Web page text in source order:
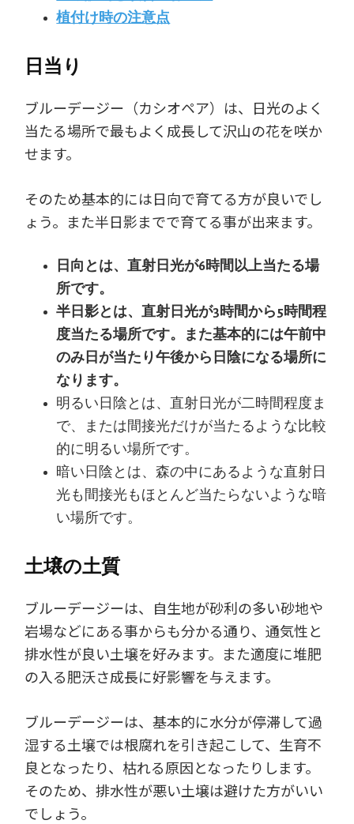
植付け時の注意点
日当り
ブルーデージー（カシオペア）は、日光のよく
当たる場所で最もよく成長して沢山の花を咲か
せます。
そのため基本的には日向で育てる方が良いでし
ょう。また半日影までで育てる事が出来ます。
日向とは、直射日光が6時間以上当たる場
所です。
半日影とは、直射日光が3時間から5時間程
度当たる場所です。また基本的には午前中
のみ日が当たり午後から日陰になる場所に
なります。
明るい日陰とは、直射日光が二時間程度ま
で、または間接光だけが当たるような比較
的に明るい場所です。
暗い日陰とは、森の中にあるような直射日
光も間接光もほとんど当たらないような暗
い場所です。
土壌の土質
ブルーデージーは、自生地が砂利の多い砂地や
岩場などにある事からも分かる通り、通気性と
排水性が良い土壌を好みます。また適度に堆肥
の入る肥沃さ成長に好影響を与えます。
ブルーデージーは、基本的に水分が停滞して過
湿する土壌では根腐れを引き起こして、生育不
良となったり、枯れる原因となったりします。
そのため、排水性が悪い土壌は避けた方がいい
でしょう。